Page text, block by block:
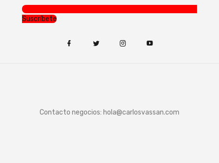
Suscríbete
Contacto negocios: hola@carlosvassan.com